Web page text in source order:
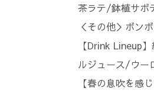
茶ラテ/鉢植サボ
＜その他＞ボン
【Drink Lineup
ルジュース/ウー
【春の息吹を感